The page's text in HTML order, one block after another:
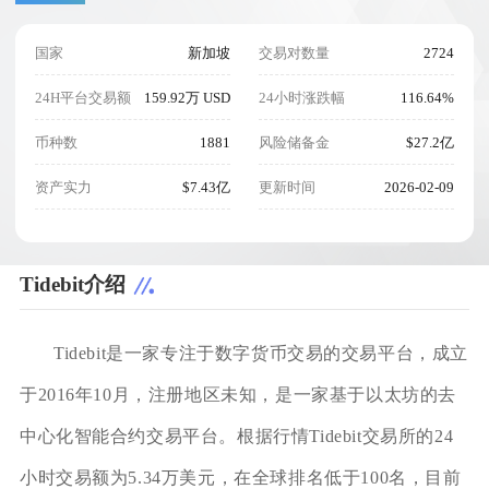
国家 新加坡
24H平台交易额 159.92万 USD
币种数 1881
资产实力 $7.43亿
交易对数量 2724
24小时涨跌幅 116.64%
风险储备金 $27.2亿
更新时间 2026-02-09
Tidebit介绍
Tidebit是一家专注于数字货币交易的交易平台，成立
于2016年10月，注册地区未知，是一家基于以太坊的去
中心化智能合约交易平台。根据行情Tidebit交易所的24
小时交易额为5.34万美元，在全球排名低于100名，目前